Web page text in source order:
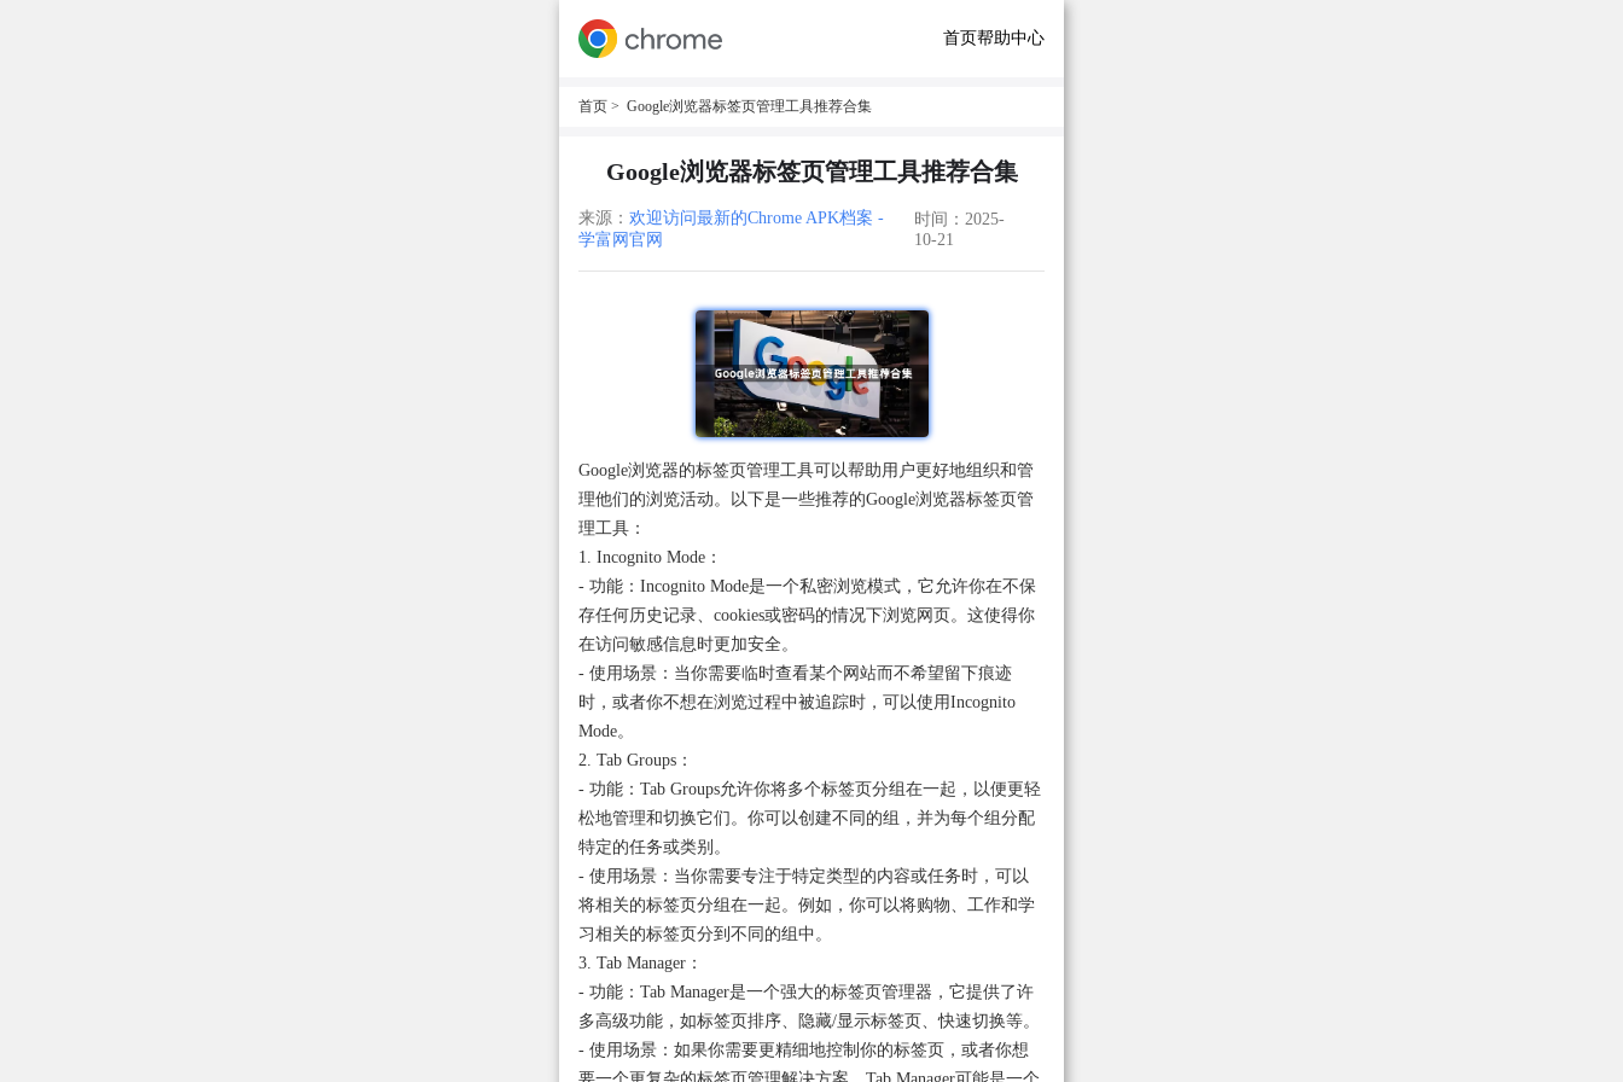
首页帮助中心
首页 > Google浏览器标签页管理工具推荐合集
Google浏览器标签页管理工具推荐合集
来源： 欢迎访问最新的Chrome APK档案 -
学富网官网
时间：2025-
10-21
Google浏览器的标签页管理工具可以帮助用户更好地组织和管
理他们的浏览活动。以下是一些推荐的Google浏览器标签页管
理工具：
1. Incognito Mode：
- 功能：Incognito Mode是一个私密浏览模式，它允许你在不保
存任何历史记录、cookies或密码的情况下浏览网页。这使得你
在访问敏感信息时更加安全。
- 使用场景：当你需要临时查看某个网站而不希望留下痕迹
时，或者你不想在浏览过程中被追踪时，可以使用Incognito
Mode。
2. Tab Groups：
- 功能：Tab Groups允许你将多个标签页分组在一起，以便更轻
松地管理和切换它们。你可以创建不同的组，并为每个组分配
特定的任务或类别。
- 使用场景：当你需要专注于特定类型的内容或任务时，可以
将相关的标签页分组在一起。例如，你可以将购物、工作和学
习相关的标签页分到不同的组中。
3. Tab Manager：
- 功能：Tab Manager是一个强大的标签页管理器，它提供了许
多高级功能，如标签页排序、隐藏/显示标签页、快速切换等。
- 使用场景：如果你需要更精细地控制你的标签页，或者你想